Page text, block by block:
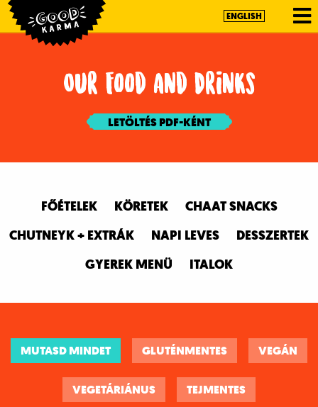
ENGLISH
Our Food and Drinks
LETÖLTÉS PDF-KÉNT
FŐÉTELEK KÖRETEK
CHAAT SNACKS
CHUTNEYK + EXTRÁK
NAPI LEVES
DESSZERTEK
GYEREK MENÜ
ITALOK
MUTASD MINDET GLUTÉNMENTES VEGÁN
VEGETÁRIÁNUS TEJMENTES